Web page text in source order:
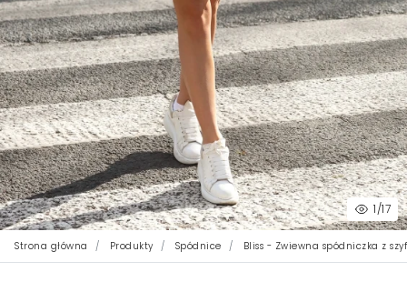
1/17
Strona główna Produkty Spódnice Bliss - Zwiewna spódniczka z